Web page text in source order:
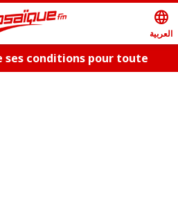
language
العربية
ses conditions pour toute